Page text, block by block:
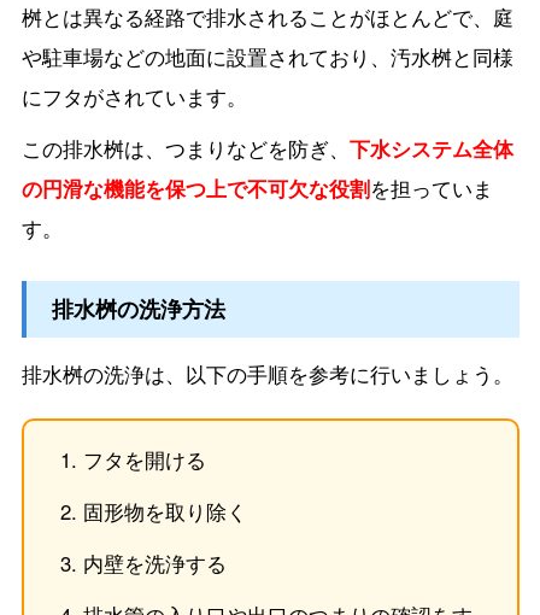
桝とは異なる経路で排水されることがほとんどで、庭
や駐車場などの地面に設置されており、汚水桝と同様
にフタがされています。
この排水桝は、つまりなどを防ぎ、 下水システム全体
の円滑な機能を保つ上で不可欠な役割を担っていま
す。
排水桝の洗浄方法
排水桝の洗浄は、以下の手順を参考に行いましょう。
フタを開ける
固形物を取り除く
内壁を洗浄する